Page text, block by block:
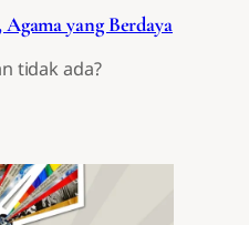
yang Berdaya
tidak ada?